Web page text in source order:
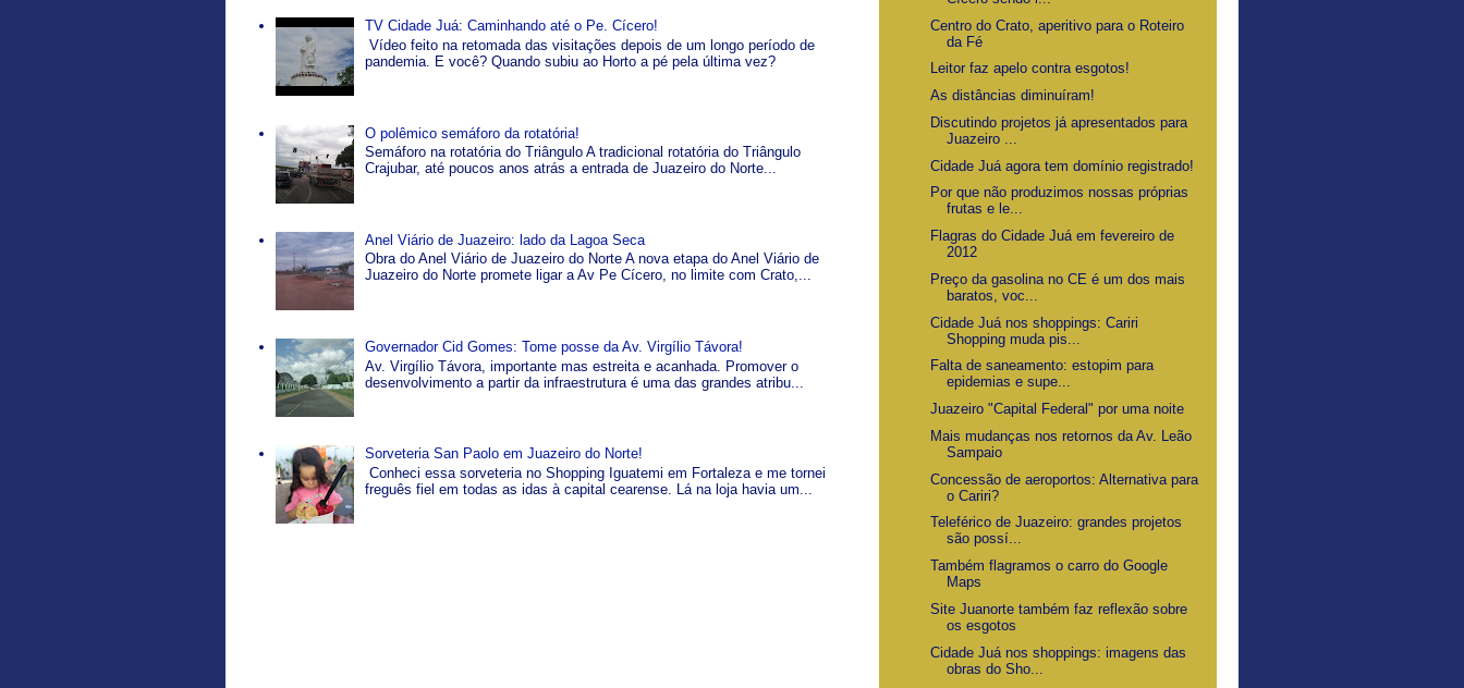
TV Cidade Juá: Caminhando até o Pe. Cícero!
Vídeo feito na retomada das visitações depois de um longo período de
pandemia. E você? Quando subiu ao Horto a pé pela última vez?
O polêmico semáforo da rotatória!
Semáforo na rotatória do Triângulo A tradicional rotatória do Triângulo
Crajubar, até poucos anos atrás a entrada de Juazeiro do Norte...
Anel Viário de Juazeiro: lado da Lagoa Seca
Obra do Anel Viário de Juazeiro do Norte A nova etapa do Anel Viário de
Juazeiro do Norte promete ligar a Av Pe Cícero, no limite com Crato,...
Governador Cid Gomes: Tome posse da Av. Virgílio Távora!
Av. Virgílio Távora, importante mas estreita e acanhada. Promover o
desenvolvimento a partir da infraestrutura é uma das grandes atribu...
Sorveteria San Paolo em Juazeiro do Norte!
Conheci essa sorveteria no Shopping Iguatemi em Fortaleza e me tornei
freguês fiel em todas as idas à capital cearense. Lá na loja havia um...
Centro do Crato, aperitivo para o Roteiro
da Fé
Leitor faz apelo contra esgotos!
As distâncias diminuíram!
Discutindo projetos já apresentados para
Juazeiro ...
Cidade Juá agora tem domínio registrado!
Por que não produzimos nossas próprias
frutas e le...
Flagras do Cidade Juá em fevereiro de
2012
Preço da gasolina no CE é um dos mais
baratos, voc...
Cidade Juá nos shoppings: Cariri
Shopping muda pis...
Falta de saneamento: estopim para
epidemias e supe...
Juazeiro "Capital Federal" por uma noite
Mais mudanças nos retornos da Av. Leão
Sampaio
Concessão de aeroportos: Alternativa para
o Cariri?
Teleférico de Juazeiro: grandes projetos
são possí...
Também flagramos o carro do Google
Maps
Site Juanorte também faz reflexão sobre
os esgotos
Cidade Juá nos shoppings: imagens das
obras do Sho...